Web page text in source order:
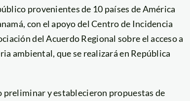
provenientes de 10 países de América
con el apoyo del Centro de Incidencia
del Acuerdo Regional sobre el acceso a
ambiental, que se realizará en República
y establecieron propuestas de